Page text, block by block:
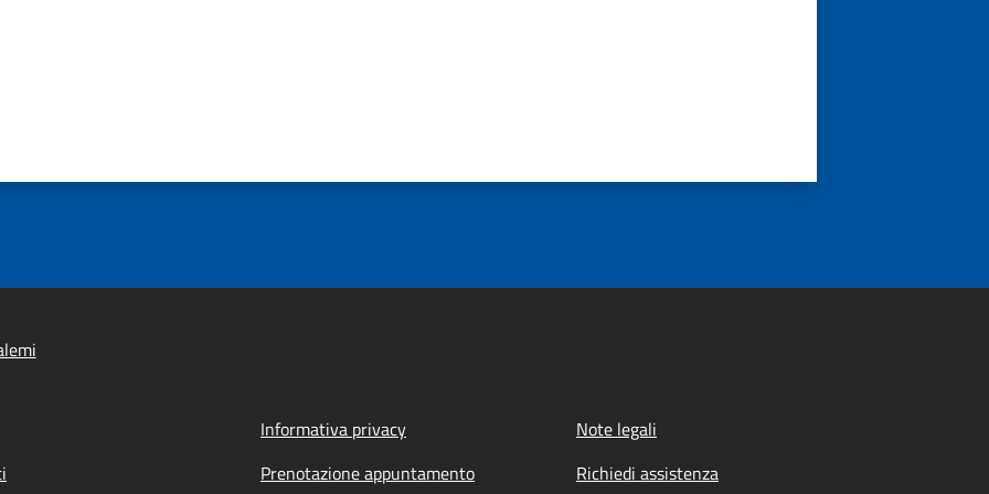
Informativa privacy
Note legali
Prenotazione appuntamento Richiedi assistenza